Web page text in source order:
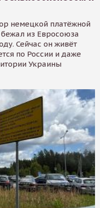
немецкой платёжной
из Евросоюза
Сейчас он живёт
по России и даже
Украины